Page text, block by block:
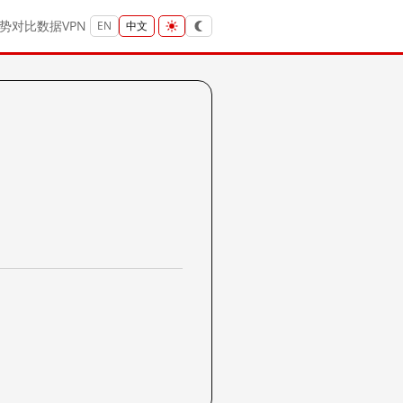
对比数据VPN EN 中文